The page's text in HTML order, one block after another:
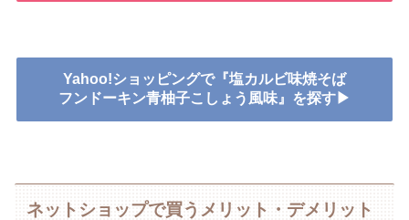
Yahoo!ショッピングで『塩カルビ味焼そば
フンドーキン青柚子こしょう風味』を探す▶
ネットショップで買うメリット・デメリット